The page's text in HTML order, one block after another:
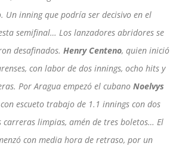
Un inning que podría ser decisivo en el
semifinal… Los lanzadores abridores se
desafinados. Henry Centeno, quien inició
con labor de dos innings, ocho hits y
Por Aragua empezó el cubano Noelvys
escueto trabajo de 1.1 innings con dos
carreras limpias, amén de tres boletos… El
con media hora de retraso, por un